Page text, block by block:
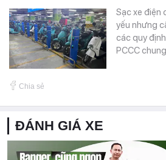
Sạc xe điện
yếu nhưng
các quy
PCCC
Chia sẻ
ĐÁNH GIÁ XE